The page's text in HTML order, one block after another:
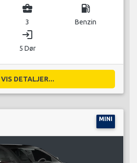
business_center
3
local_gas_station
Benzin
login
5 Dør
VIS DETALJER...
MINI